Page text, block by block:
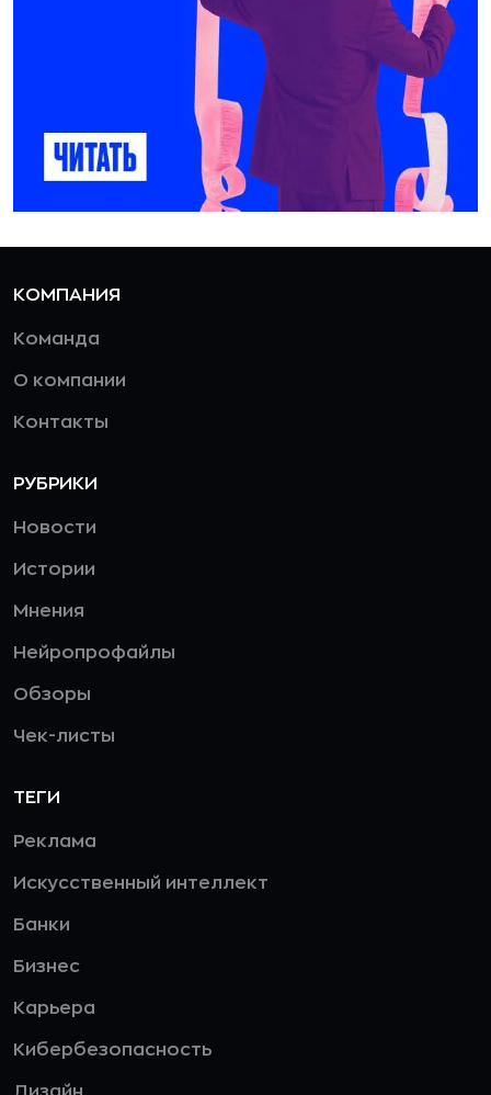
КОМПАНИЯ
Команда
О компании
Контакты
РУБРИКИ
Новости
Истории
Мнения
Нейропрофайлы
Обзоры
Чек-листы
ТЕГИ
Реклама
Искусственный интеллект
Банки
Бизнес
Карьера
Кибербезопасность
Дизайн